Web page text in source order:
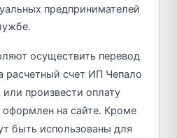
предпринимателей
осуществить перевод
расчетный счет ИП Чепало
произвести оплату
на сайте. Кроме
быть использованы для